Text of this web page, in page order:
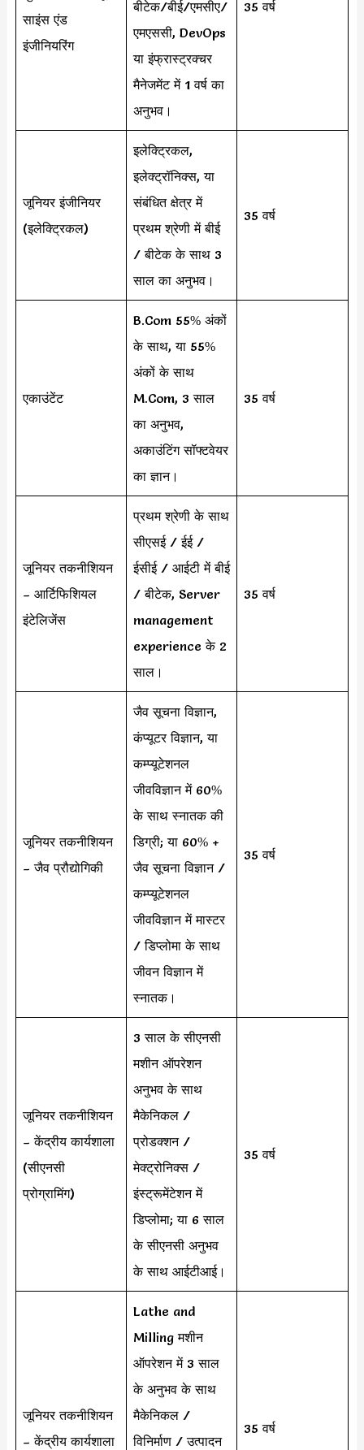
साइंस एंड
इंजीनियरिंग
बीटेक/बीई/एमसीए/
एमएससी, DevOps
या इंफ्रास्ट्रक्चर
मैनेजमेंट में 1 वर्ष का
अनुभव।
35 वर्ष
जूनियर इंजीनियर
(इलेक्ट्रिकल)
इलेक्ट्रिकल,
इलेक्ट्रॉनिक्स, या
संबंधित क्षेत्र में
प्रथम श्रेणी में बीई
/ बीटेक के साथ 3
साल का अनुभव।
35 वर्ष
एकाउंटेंट
B.Com 55% अंकों
के साथ, या 55%
अंकों के साथ
M.Com, 3 साल
का अनुभव,
अकाउंटिंग सॉफ्टवेयर
का ज्ञान।
35 वर्ष
जूनियर तकनीशियन
– आर्टिफिशियल
इंटेलिजेंस
प्रथम श्रेणी के साथ
सीएसई / ईई /
ईसीई / आईटी में बीई
/ बीटेक, Server
management
experience के 2
साल।
35 वर्ष
जूनियर तकनीशियन
– जैव प्रौद्योगिकी
जैव सूचना विज्ञान,
कंप्यूटर विज्ञान, या
कम्प्यूटेशनल
जीवविज्ञान में 60%
के साथ स्नातक की
डिग्री; या 60% +
जैव सूचना विज्ञान /
कम्प्यूटेशनल
जीवविज्ञान में मास्टर
/ डिप्लोमा के साथ
जीवन विज्ञान में
स्नातक।
35 वर्ष
जूनियर तकनीशियन
– केंद्रीय कार्यशाला
(सीएनसी
प्रोग्रामिंग)
3 साल के सीएनसी
मशीन ऑपरेशन
अनुभव के साथ
मैकेनिकल /
प्रोडक्शन /
मेक्ट्रोनिक्स /
इंस्ट्रूमेंटेशन में
डिप्लोमा; या 6 साल
के सीएनसी अनुभव
के साथ आईटीआई।
35 वर्ष
जूनियर तकनीशियन
– केंद्रीय कार्यशाला
Lathe and
Milling मशीन
ऑपरेशन में 3 साल
के अनुभव के साथ
मैकेनिकल /
विनिर्माण / उत्पादन
35 वर्ष